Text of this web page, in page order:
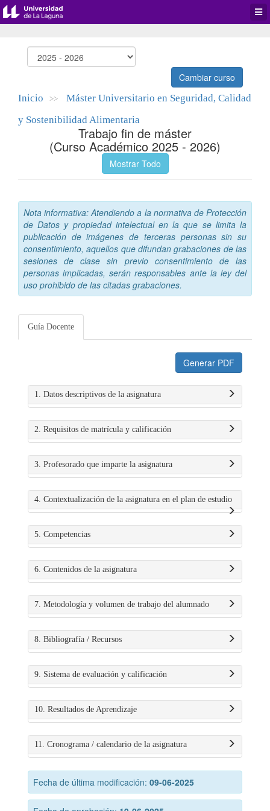
Cambiar curso
Inicio >>
Máster Universitario en Seguridad, Calidad
y Sostenibilidad Alimentaria
Trabajo fin de máster
(Curso Académico 2025 - 2026)
Mostrar Todo
Nota informativa: Atendiendo a la normativa de Protección
de Datos y propiedad intelectual en la que se limita la
publicación de imágenes de terceras personas sin su
consentimiento, aquellos que difundan grabaciones de las
sesiones de clase sin previo consentimiento de las
personas implicadas, serán responsables ante la ley del
uso prohibido de las citadas grabaciones.
Guía Docente
Generar PDF
1. Datos descriptivos de la asignatura
2. Requisitos de matrícula y calificación
3. Profesorado que imparte la asignatura
4. Contextualización de la asignatura en el plan de estudio
5. Competencias
6. Contenidos de la asignatura
7. Metodología y volumen de trabajo del alumnado
8. Bibliografía / Recursos
9. Sistema de evaluación y calificación
10. Resultados de Aprendizaje
11. Cronograma / calendario de la asignatura
Fecha de última modificación: 09-06-2025